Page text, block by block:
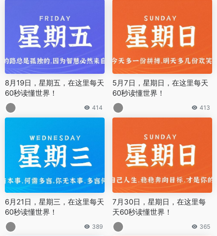
8月19日，星期五，在这里每天
60秒读懂世界！
414
5月7日，星期日，在这里每天
60秒读懂世界！
413
6月21日，星期三，在这里每天
60秒读懂世界！
389
7月30日，星期日，在这里每
天60秒读懂世界！
365